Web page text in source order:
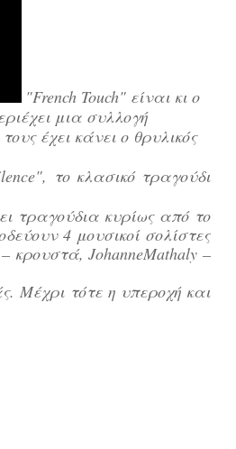
"French Touch" είναι κι ο
μια συλλογή
έχει κάνει ο θρυλικός
το κλασικό τραγούδι
τραγούδια κυρίως από το
4 μουσικοί σολίστες
κρουστά, JohanneMathaly –
Mέχρι τότε η υπεροχή και